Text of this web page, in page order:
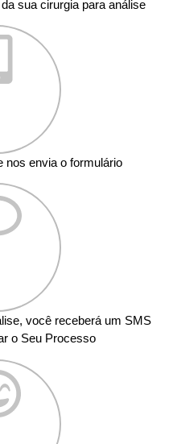
sua cirurgia para análise
nos envia o formulário
você receberá um SMS
o Seu Processo